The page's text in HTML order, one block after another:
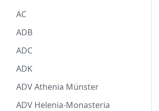
AC
ADB
ADC
ADK
ADV Athenia Münster
ADV Helenia-Monasteria